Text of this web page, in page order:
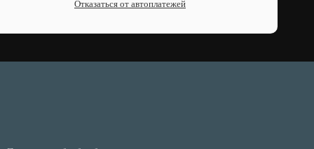
Отказаться от автоплатежей